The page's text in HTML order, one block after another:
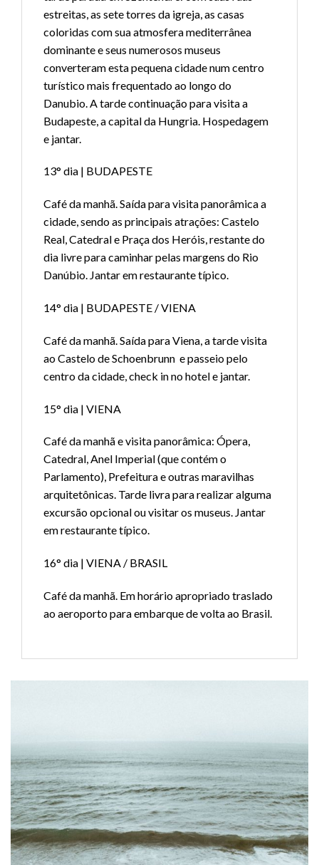
estreitas, as sete torres da igreja, as casas
coloridas com sua atmosfera mediterrânea
dominante e seus numerosos museus
converteram esta pequena cidade num centro
turístico mais frequentado ao longo do
Danubio. A tarde continuação para visita a
Budapeste, a capital da Hungria. Hospedagem
e jantar.
13° dia | BUDAPESTE
Café da manhã. Saída para visita panorâmica a
cidade, sendo as principais atrações: Castelo
Real, Catedral e Praça dos Heróis, restante do
dia livre para caminhar pelas margens do Rio
Danúbio. Jantar em restaurante típico.
14° dia | BUDAPESTE / VIENA
Café da manhã. Saída para Viena, a tarde visita
ao Castelo de Schoenbrunn e passeio pelo
centro da cidade, check in no hotel e jantar.
15° dia | VIENA
Café da manhã e visita panorâmica: Ópera,
Catedral, Anel Imperial (que contém o
Parlamento), Prefeitura e outras maravilhas
arquitetônicas. Tarde livra para realizar alguma
excursão opcional ou visitar os museus. Jantar
em restaurante típico.
16° dia | VIENA / BRASIL
Café da manhã. Em horário apropriado traslado
ao aeroporto para embarque de volta ao Brasil.